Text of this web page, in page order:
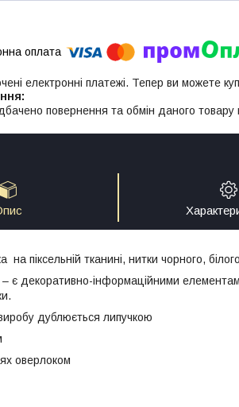
електронні платежі. Тепер ви можете
повернення та обмін даного товару
піксельній тканині, нитки чорного,
є декоративно-інформаційними
дублюється липучкою
оверлоком